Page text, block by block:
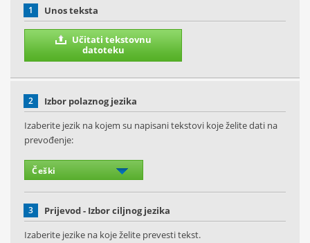
1 Unos teksta
Učitati tekstovnu
datoteku
2
Izbor polaznog jezika
Izaberite jezik na kojem su napisani tekstovi koje želite dati na
prevođenje:
3
Prijevod - Izbor ciljnog jezika
Izaberite jezike na koje želite prevesti tekst.